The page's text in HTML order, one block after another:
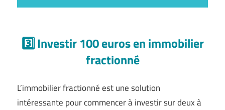
3️⃣ Investir 100 euros en immobilier
fractionné
L’immobilier fractionné est une solution
intéressante pour commencer à investir sur deux à